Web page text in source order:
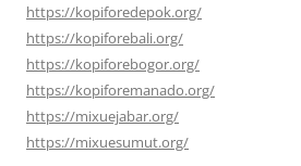
https://kopiforedepok.org/
https://kopiforebali.org/
https://kopiforebogor.org/
https://kopiforemanado.org/
https://mixuejabar.org/
https://mixuesumut.org/